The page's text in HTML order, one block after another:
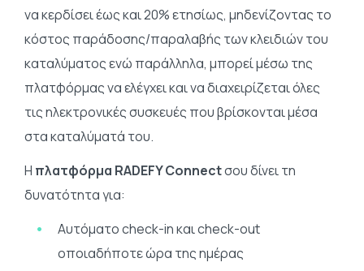
να κερδίσει έως και 20% ετησίως, μηδενίζοντας το
κόστος παράδοσης/παραλαβής των κλειδιών του
καταλύματος ενώ παράλληλα, μπορεί μέσω της
πλατφόρμας να ελέγχει και να διαχειρίζεται όλες
τις ηλεκτρονικές συσκευές που βρίσκονται μέσα
στα καταλύματά του.
Η πλατφόρμα RADEFY Connectσου δίνει τη
δυνατότητα για:
Αυτόματο check-in και check-out
οποιαδήποτε ώρα της ημέρας